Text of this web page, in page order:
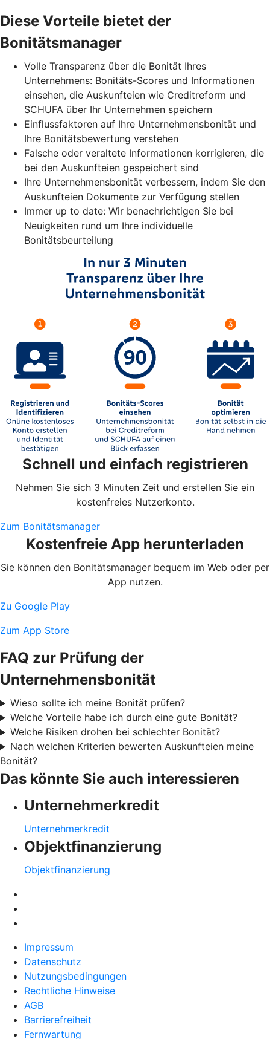
Diese Vorteile bietet der
Bonitätsmanager
Volle Transparenz über die Bonität Ihres
Unternehmens: Bonitäts-Scores und Informationen
einsehen, die Auskunfteien wie Creditreform und
SCHUFA über Ihr Unternehmen speichern
Einflussfaktoren auf Ihre Unternehmensbonität und
Ihre Bonitätsbewertung verstehen
Falsche oder veraltete Informationen korrigieren, die
bei den Auskunfteien gespeichert sind
Ihre Unternehmensbonität verbessern, indem Sie den
Auskunfteien Dokumente zur Verfügung stellen
Immer up to date: Wir benachrichtigen Sie bei
Neuigkeiten rund um Ihre individuelle
Bonitätsbeurteilung
Schnell und einfach registrieren
Nehmen Sie sich 3 Minuten Zeit und erstellen Sie ein
kostenfreies Nutzerkonto.
Zum Bonitätsmanager
Kostenfreie App herunterladen
Sie können den Bonitätsmanager bequem im Web oder per
App nutzen.
Zu Google Play
Zum App Store
FAQ zur Prüfung der
Unternehmensbonität
Wieso sollte ich meine Bonität prüfen?
Welche Vorteile habe ich durch eine gute Bonität?
Welche Risiken drohen bei schlechter Bonität?
Nach welchen Kriterien bewerten Auskunfteien meine
Bonität?
Das könnte Sie auch interessieren
Unternehmerkredit
Unternehmerkredit
Objektfinanzierung
Objektfinanzierung
Impressum
Datenschutz
Nutzungsbedingungen
Rechtliche Hinweise
AGB
Barrierefreiheit
Fernwartung